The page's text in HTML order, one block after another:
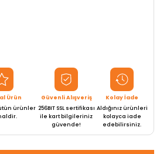
Ürün
ürünler
Güvenli Alışveriş
256BIT SSL sertifikası
ile kart bilgileriniz
güvende!
Kolay İade
Aldığınız ürünleri
kolayca iade
edebilirsiniz.